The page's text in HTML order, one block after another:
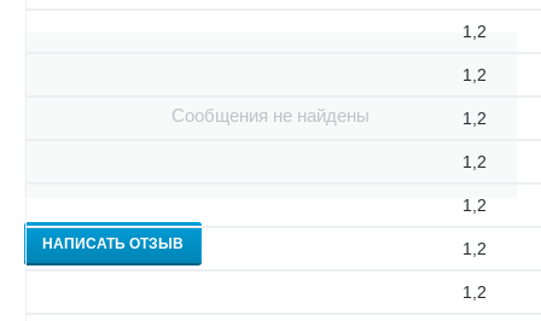
1,2
1,2
1,2
1,2
1,2
1,2
1,2
Сообщения не найдены
НАПИСАТЬ ОТЗЫВ